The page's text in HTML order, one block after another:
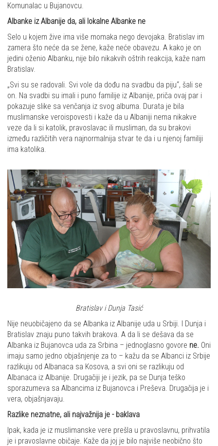
Komunalac u Bujanovcu.
Albanke iz Albanije da, ali lokalne Albanke ne
Selo u kojem žive ima više momaka nego devojaka. Bratislav im
zamera što neće da se žene, kaže neće obavezu. A kako je on
jedini oženio Albanku, nije bilo nikakvih oštrih reakcija, kaže nam
Bratislav.
„Svi su se radovali. Svi vole da dođu na svadbu da piju“, šali se
on. Na svadbi su imali i puno familije iz Albanije, priča ovaj par i
pokazuje slike sa venčanja iz svog albuma. Durata je bila
muslimanske veroispovesti i kaže da u Albaniji nema nikakve
veze da li si katolik, pravoslavac ili musliman, da su brakovi
između različitih vera najnormalnija stvar te da i u njenoj familiji
ima katolika.
Bratislav i Dunja Tasić
Nije neuobičajeno da se Albanka iz Albanije uda u Srbiji. I Dunja i
Bratislav znaju puno takvih brakova. A da li se dešava da se
Albanka iz Bujanovca uda za Srbina – jednoglasno govore ne. Oni
imaju samo jedno objašnjenje za to – kažu da se Albanci iz Srbije
razlikuju od Albanaca sa Kosova, a svi oni se razlikuju od
Albanaca iz Albanije. Drugačiji je i jezik, pa se Dunja teško
sporazumeva sa Albancima iz Bujanovca i Preševa. Drugačija je i
vera, objašnjavaju.
Razlike neznatne, ali najvažnija je - baklava
Ipak, kada je iz muslimanske vere prešla u pravoslavnu, prihvatila
je i pravoslavne običaje. Kaže da joj je bilo najviše neobično što